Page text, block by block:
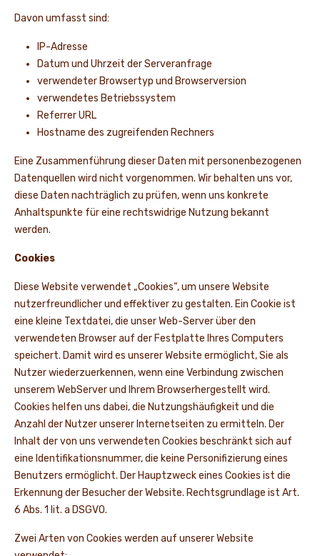
Davon umfasst sind:
IP-Adresse
Datum und Uhrzeit der Serveranfrage
verwendeter Browsertyp und Browserversion
verwendetes Betriebssystem
Referrer URL
Hostname des zugreifenden Rechners
Eine Zusammenführung dieser Daten mit personenbezogenen
Datenquellen wird nicht vorgenommen. Wir behalten uns vor,
diese Daten nachträglich zu prüfen, wenn uns konkrete
Anhaltspunkte für eine rechtswidrige Nutzung bekannt
werden.
Cookies
Diese Website verwendet „Cookies“, um unsere Website
nutzerfreundlicher und effektiver zu gestalten. Ein Cookie ist
eine kleine Textdatei, die unser Web-Server über den
verwendeten Browser auf der Festplatte Ihres Computers
speichert. Damit wird es unserer Website ermöglicht, Sie als
Nutzer wiederzuerkennen, wenn eine Verbindung zwischen
unserem WebServer und Ihrem Browserhergestellt wird.
Cookies helfen uns dabei, die Nutzungshäufigkeit und die
Anzahl der Nutzer unserer Internetseiten zu ermitteln. Der
Inhalt der von uns verwendeten Cookies beschränkt sich auf
eine Identifikationsnummer, die keine Personifizierung eines
Benutzers ermöglicht. Der Hauptzweck eines Cookies ist die
Erkennung der Besucher der Website. Rechtsgrundlage ist Art.
6 Abs. 1 lit. a DSGVO.
Zwei Arten von Cookies werden auf unserer Website